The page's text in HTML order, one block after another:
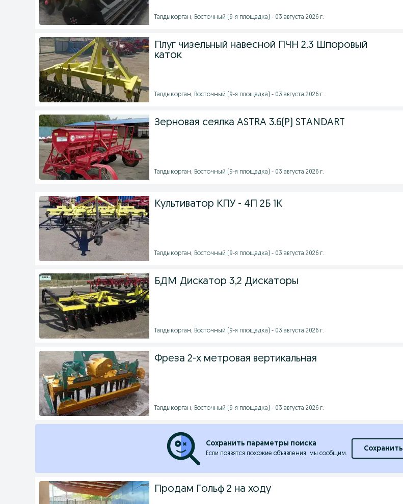
Талдыкорган, Восточный (9-я площадка) - 03 августа 2026 г.
Плуг чизельный навесной ПЧН 2.3 Шпоровый
каток
Талдыкорган, Восточный (9-я площадка) - 03 августа 2026 г.
Зерновая сеялка ASTRA 3.6(P) STANDART
Талдыкорган, Восточный (9-я площадка) - 03 августа 2026 г.
Культиватор КПУ - 4П 2Б 1К
Талдыкорган, Восточный (9-я площадка) - 03 августа 2026 г.
БДМ Дискатор 3,2 Дискаторы
Талдыкорган, Восточный (9-я площадка) - 03 августа 2026 г.
Фреза 2-х метровая вертикальная
Талдыкорган, Восточный (9-я площадка) - 03 августа 2026 г.
Сохранить параметры поиска
Если появятся похожие объявления, мы сообщим.
Сохранить
Продам Гольф 2 на ходу